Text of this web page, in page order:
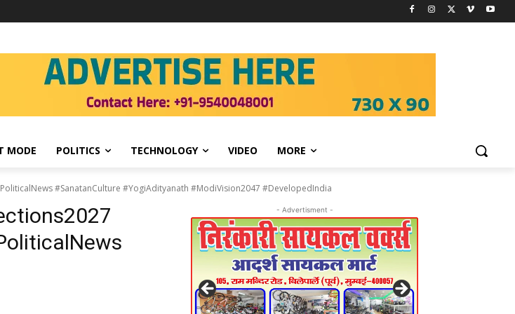
MODE POLITICS TECHNOLOGY VIDEO MORE
#SanatanCulture #YogiAdityanath #ModiVision2047 #DevelopedIndia
- Advertisment -